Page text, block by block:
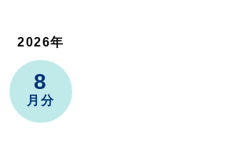
2026年
8
月分